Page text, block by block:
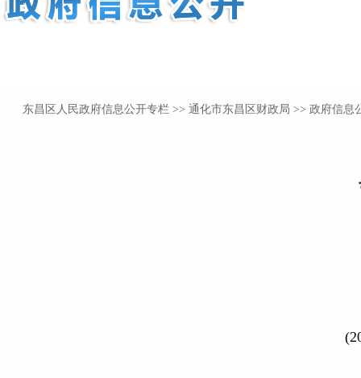
东昌区人民政府信息公开专栏 >> 通化市东昌区财政局 >> 政府信息